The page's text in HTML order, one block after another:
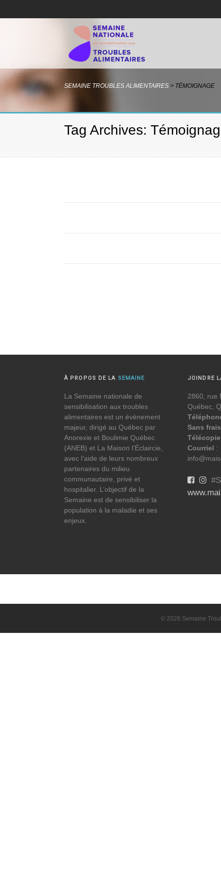
SEMAINE TROUBLES ALIMENTAIRES > TÉMOIGNAGE
Tag Archives:
À PROPOS DE LA SEMAINE
La Semaine nationale de
sensibilisation aux troubles
alimentaires est un évènement
majeur, dirigé au Québec par
Anorexie et Boulimie Québec
(ANEB) et La Maison l’Éclaircie,
avec l’aide de leurs nombreux
partenaires du milieu
communautaire, privé et
hospitalier. L’objectif de la
Semaine est de sensibiliser la
population à la maladie et ses
enjeux.
JOINDRE
2860, rue
Québec,
Sans frais
Courriel :
© 2026 Semaine